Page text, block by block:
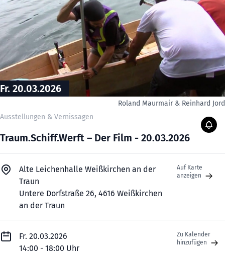
Fr. 20.03.2026
Roland Maurmair & Reinhard
Ausstellungen & Vernissagen
Traum.Schiff.Werft – Der Film - 20.03.2026
Alte Leichenhalle Weißkirchen an der
Traun
Untere Dorfstraße 26, 4616 Weißkirchen
an der Traun
Auf Karte
anzeigen
Fr. 20.03.2026
14:00 - 18:00 Uhr
Zu Kalender
hinzufügen